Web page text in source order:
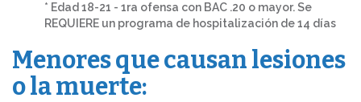
* Edad 18-21 - 1ra ofensa con BAC .20 o mayor. Se
REQUIERE un programa de hospitalización de 14 días
Menores que causan lesiones
o la muerte: